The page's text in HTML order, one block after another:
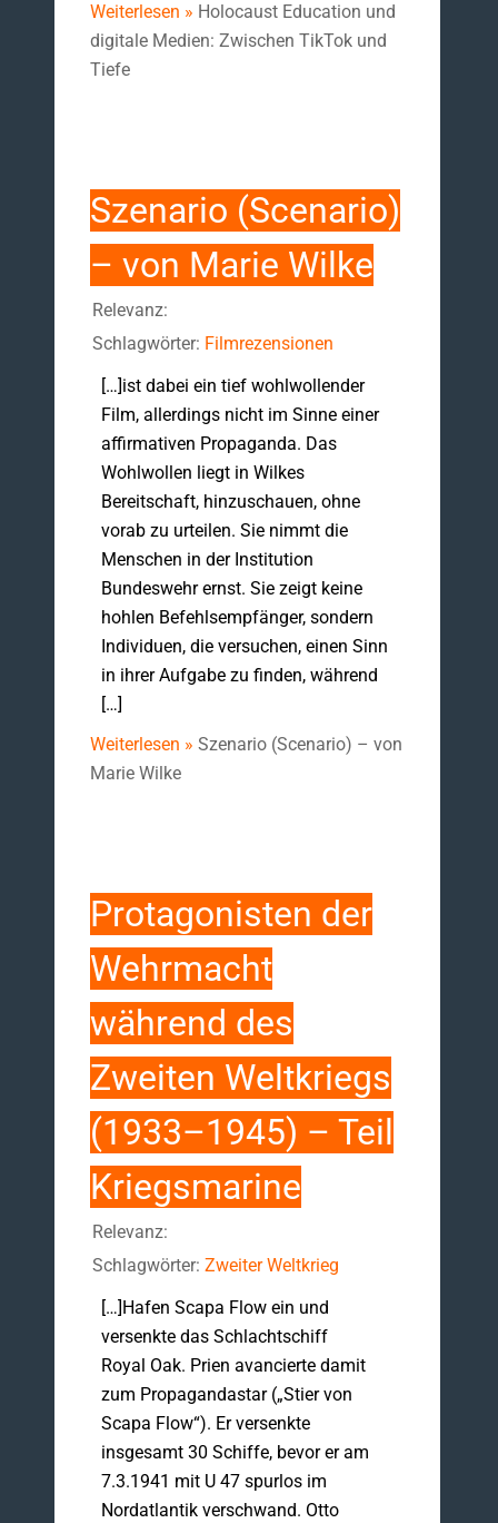
Weiterlesen » Holocaust Education und
digitale Medien: Zwischen TikTok und
Tiefe
Szenario (Scenario)
– von Marie Wilke
Relevanz:
Schlagwörter: Filmrezensionen
[…]ist dabei ein tief wohlwollender
Film, allerdings nicht im Sinne einer
affirmativen Propaganda. Das
Wohlwollen liegt in Wilkes
Bereitschaft, hinzuschauen, ohne
vorab zu urteilen. Sie nimmt die
Menschen in der Institution
Bundeswehr ernst. Sie zeigt keine
hohlen Befehlsempfänger, sondern
Individuen, die versuchen, einen Sinn
in ihrer Aufgabe zu finden, während
[…]
Weiterlesen » Szenario (Scenario) – von
Marie Wilke
Protagonisten der
Wehrmacht
während des
Zweiten Weltkriegs
(1933–1945) – Teil
Kriegsmarine
Relevanz:
Schlagwörter: Zweiter Weltkrieg
[…]Hafen Scapa Flow ein und
versenkte das Schlachtschiff
Royal Oak. Prien avancierte damit
zum Propagandastar („Stier von
Scapa Flow“). Er versenkte
insgesamt 30 Schiffe, bevor er am
7.3.1941 mit U 47 spurlos im
Nordatlantik verschwand. Otto